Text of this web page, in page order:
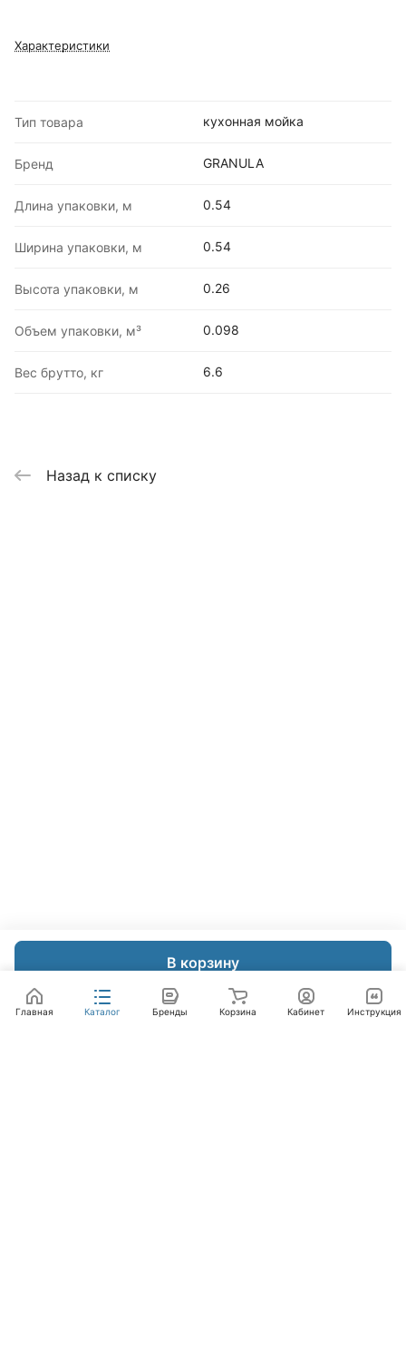
В корзину
Характеристики
Тип товара кухонная мойка
Бренд GRANULA
Длина упаковки, м 0.54
Ширина упаковки, м 0.54
Высота упаковки, м 0.26
Объем упаковки, м³ 0.098
Вес брутто, кг 6.6
Назад к списку
Главная Каталог Бренды Корзина Кабинет Инструкция